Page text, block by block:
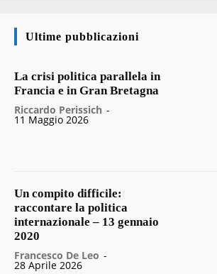
Ultime pubblicazioni
La crisi politica parallela in
Francia e in Gran Bretagna
Riccardo Perissich -
11 Maggio 2026
Un compito difficile:
raccontare la politica
internazionale – 13 gennaio
2020
Francesco De Leo -
28 Aprile 2026